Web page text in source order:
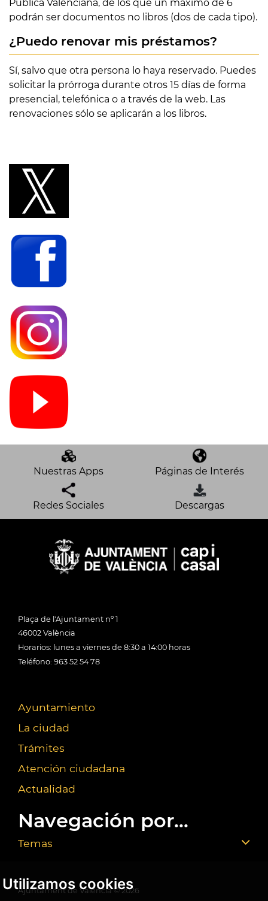
Utilizamos cookies
Pública Valenciana, de los que un máximo de 6
podrán ser documentos no libros (dos de cada tipo).
¿Puedo renovar mis préstamos?
Sí, salvo que otra persona lo haya reservado. Puedes
solicitar la prórroga durante otros 15 días de forma
presencial, telefónica o a través de la web. Las
renovaciones sólo se aplicarán a los libros.
Nuestras Apps Páginas de Interés
Redes Sociales Descargas
Plaça de l'Ajuntament nº 1
46002 València
Horarios: lunes a viernes de 8:30 a 14:00 horas
Teléfono: 963 52 54 78
Ayuntamiento
La ciudad
Trámites
Atención ciudadana
Actualidad
Navegación por...
Temas
Ajuntament de València ©2026